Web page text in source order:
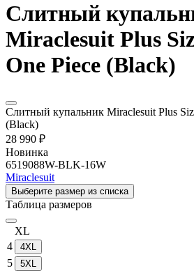
Слитный
Miraclesuit Plus
One Piece (Black)
Слитный купальник Miraclesuit Plus
(Black)
28 990 ₽
Новинка
6519088W-BLK-16W
Miraclesuit
Выберите размер из списка
Таблица размеров
XL
4
4XL
5 5XL